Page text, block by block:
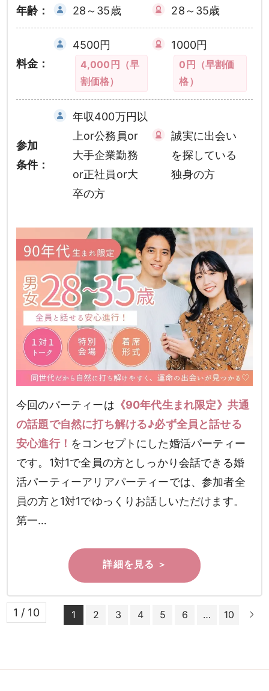
年齢： 28～35歳 28～35歳
料金：
4500円
4,000円（早
割価格）
1000円
0円（早割価
格）
参加
条件：
年収400万円以
上or公務員or
大手企業勤務
or正社員or大
卒の方
誠実に出会い
を探している
独身の方
今回のパーティーは 《90年代生まれ限定》共通
の話題で自然に打ち解ける♪必ず全員と話せる
安心進行！ をコンセプトにした婚活パーティー
です。1対1で全員の方としっかり会話できる婚
活パーティーアリアパーティーでは、参加者全
員の方と1対1でゆっくりお話しいただけます。
第一…
1 / 10 1 2 3 4 5 6 … 10 